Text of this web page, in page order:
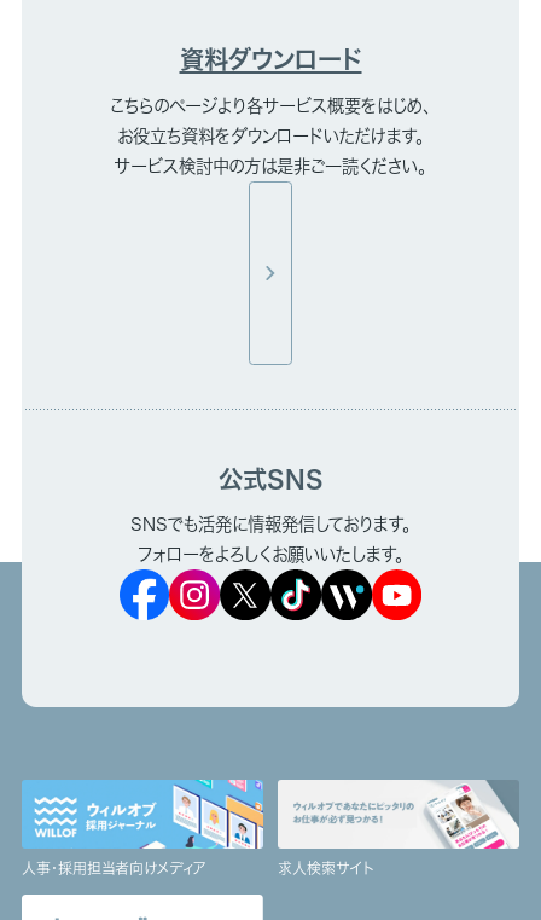
資料ダウンロード
こちらのページより各サービス概要をはじめ、
お役立ち資料をダウンロードいただけます。
サービス検討中の方は是非ご一読ください。
公式SNS
SNSでも活発に情報発信しております。
フォローをよろしくお願いいたします。
人事・採用担当者向けメディア 求人検索サイト